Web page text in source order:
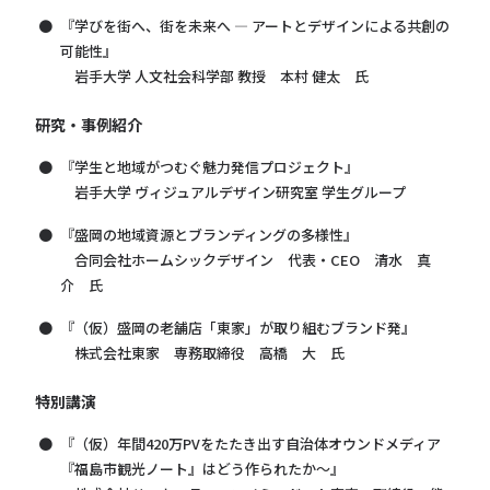
『学びを街へ、街を未来へ ― アートとデザインによる共創の
可能性』
岩手大学 人文社会科学部 教授 本村 健太 氏
研究・事例紹介
『学生と地域がつむぐ魅力発信プロジェクト』
岩手大学 ヴィジュアルデザイン研究室 学生グループ
『盛岡の地域資源とブランディングの多様性』
合同会社ホームシックデザイン 代表・CEO 清水 真
介 氏
『（仮）盛岡の老舗店「東家」が取り組むブランド発』
株式会社東家 専務取締役 高橋 大 氏
特別講演
『（仮）年間420万PVをたたき出す自治体オウンドメディア
『福島市観光ノート』はどう作られたか～』